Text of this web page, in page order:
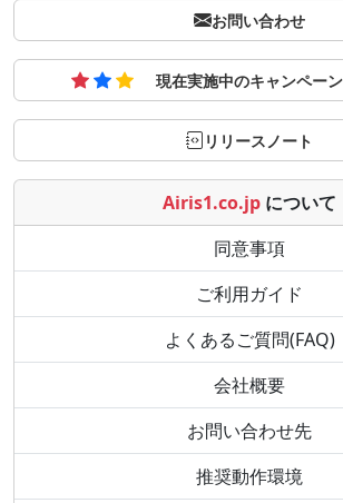
お問い合わせ
現在実施中のキャンペーン
リリースノート
Airis1.co.jp について
同意事項
ご利用ガイド
よくあるご質問(FAQ)
会社概要
お問い合わせ先
推奨動作環境